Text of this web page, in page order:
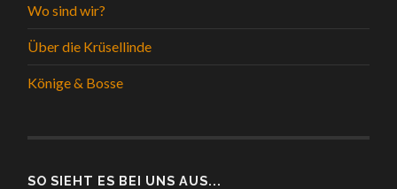
Wo sind wir?
Über die Krüsellinde
Könige & Bosse
SO SIEHT ES BEI UNS AUS...